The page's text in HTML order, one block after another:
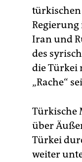
türkischen
Regierung
Iran und
des
die Türkei
„Rache“
Türkische
über
Türkei
weiter